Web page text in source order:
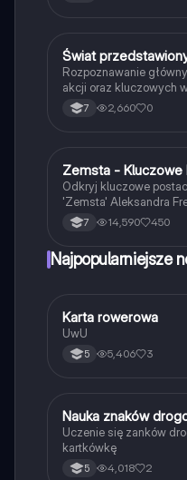
ŚJęzyk polski
Świat
Rozpoznawanie
akcji oraz kluczowych
Słowackiego.
7 2,660 0
Język polski
Zemsta - Kluczowe
Odkryj kluczowe
'Zemsta' Aleksandra
cech oraz kontekstu
uczniów
7 14,590 450
Najpopularniejsze
KTechnika
Karta rowerowa
UwU
5 5,406 3
NTechnika
Nauka znaków
Uczenie się zanków
kartkówkę
5 4,018 2